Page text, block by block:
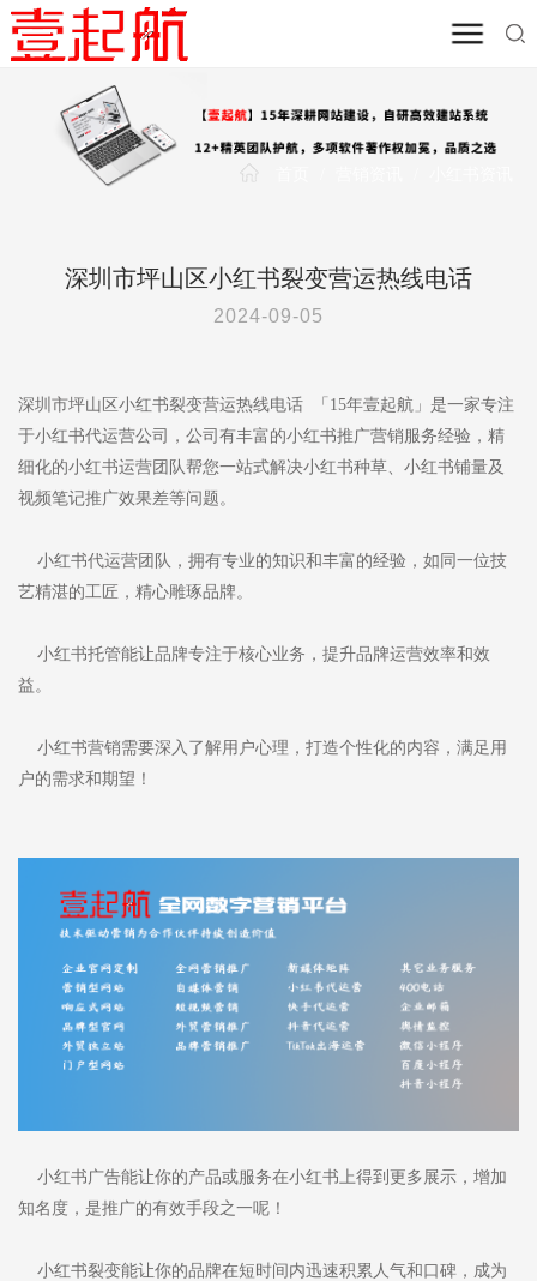
深圳市坪山区小红书裂变营运热线电话
2024-09-05
深圳市坪山区小红书裂变营运热线电话 「15年壹起航」是一家专注
于小红书代运营公司，公司有丰富的小红书推广营销服务经验，精
细化的小红书运营团队帮您一站式解决小红书种草、小红书铺量及
视频笔记推广效果差等问题。
小红书代运营团队，拥有专业的知识和丰富的经验，如同一位技
艺精湛的工匠，精心雕琢品牌。
小红书托管能让品牌专注于核心业务，提升品牌运营效率和效
益。
小红书营销需要深入了解用户心理，打造个性化的内容，满足用
户的需求和期望！
小红书广告能让你的产品或服务在小红书上得到更多展示，增加
知名度，是推广的有效手段之一呢！
小红书裂变能让你的品牌在短时间内迅速积累人气和口碑，成为